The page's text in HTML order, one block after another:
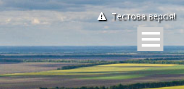
Тестова версія!